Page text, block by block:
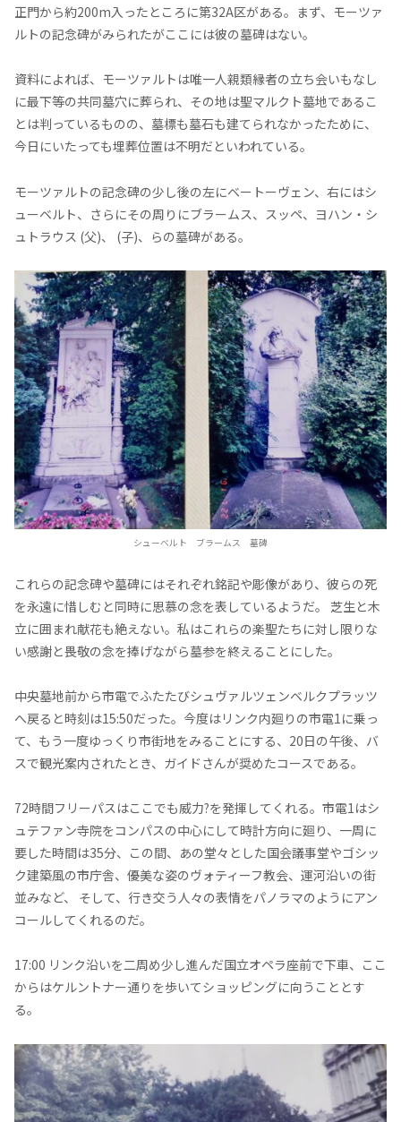
正門から約200m入ったところに第32A区がある。まず、モーツァ
ルトの記念碑がみられたがここには彼の墓碑はない。
資料によれば、モーツァルトは唯一人親類縁者の立ち会いもなし
に最下等の共同墓穴に葬られ、その地は聖マルクト墓地であるこ
とは判っているものの、墓標も墓石も建てられなかったために、
今日にいたっても埋葬位置は不明だといわれている。
モーツァルトの記念碑の少し後の左にベートーヴェン、右にはシ
ューベルト、さらにその周りにブラームス、スッペ、ヨハン・シ
ュトラウス (父)、 (子)、らの墓碑がある。
シューベルト ブラームス 墓碑
これらの記念碑や墓碑にはそれぞれ銘記や彫像があり、彼らの死
を永遠に惜しむと同時に思慕の念を表しているようだ。 芝生と木
立に囲まれ献花も絶えない。私はこれらの楽聖たちに対し限りな
い感謝と畏敬の念を捧げながら墓参を終えることにした。
中央墓地前から市電でふたたびシュヴァルツェンベルクプラッツ
へ戻ると時刻は15:50だった。今度はリンク内廻りの市電1に乗っ
て、もう一度ゆっくり市街地をみることにする、20日の午後、バ
スで観光案内されたとき、ガイドさんが奨めたコースである。
72時間フリーパスはここでも威力?を発揮してくれる。市電1はシ
ュテファン寺院をコンパスの中心にして時計方向に廻り、一周に
要した時間は35分、この間、あの堂々とした国会議事堂やゴシッ
ク建築風の市庁舎、優美な姿のヴォティーフ教会、運河沿いの街
並みなど、 そして、行き交う人々の表情をパノラマのようにアン
コールしてくれるのだ。
17:00 リンク沿いを二周め少し進んだ国立オペラ座前で下車、ここ
からはケルントナー通りを歩いてショッピングに向うこととす
る。